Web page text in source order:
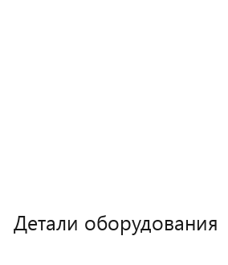
Детали оборудования